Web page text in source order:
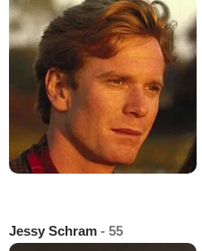
Jessy Schram - 55